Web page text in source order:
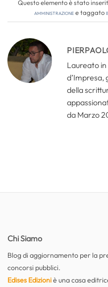
Questo elemento è stato
amministrazionee taggato
Laureato in
della
da Marzo
Chi Siamo
Blog di aggiornamento per la
concorsi pubblici.
Edises Edizioniè una casa